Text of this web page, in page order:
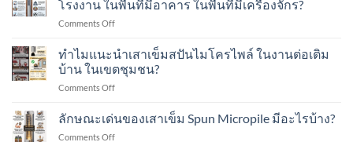
ทำ
อย่างไร?
เข็ม
ส
ไมโคร
ไพล์
เติม
โรงงาน ในพื้นที่มีอาคาร ในพื้นที่มีเครื่องจักร?
Comments Offon
แนะนำ
เสา
เข็ม
ส
ไมโคร
ทำไมแนะนำเสาเข็มสปันไมโครไพล์ ในงานต่อเติม
บ้าน ในเขตชุมชน?
Comments Offon
เสา
เข็ม
ลักษณะเด่นของเสาเข็ม Spun Micropile มีอะไรบ้าง?
Comments Offon